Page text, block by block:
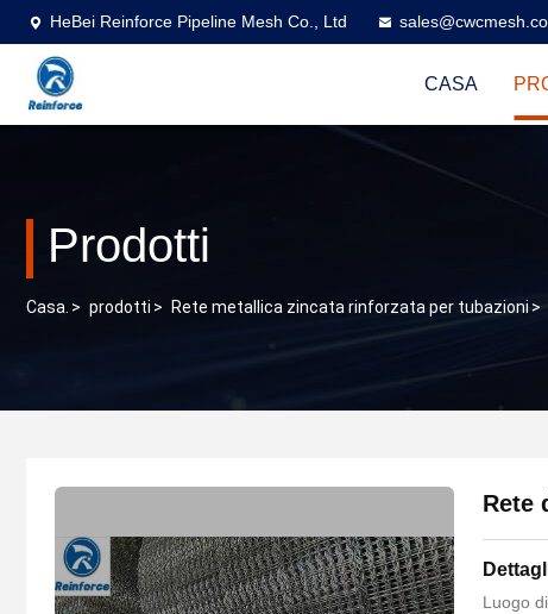
HeBei Reinforce Pipeline Mesh Co., Ltd
CASA
Prodotti
Casa. > prodotti > Rete metallica zincata rinforzata per tubazioni>
Rete
Luogo